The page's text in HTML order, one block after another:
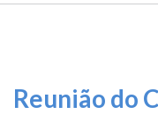
O
Serviços
TRILHA
Reunião do